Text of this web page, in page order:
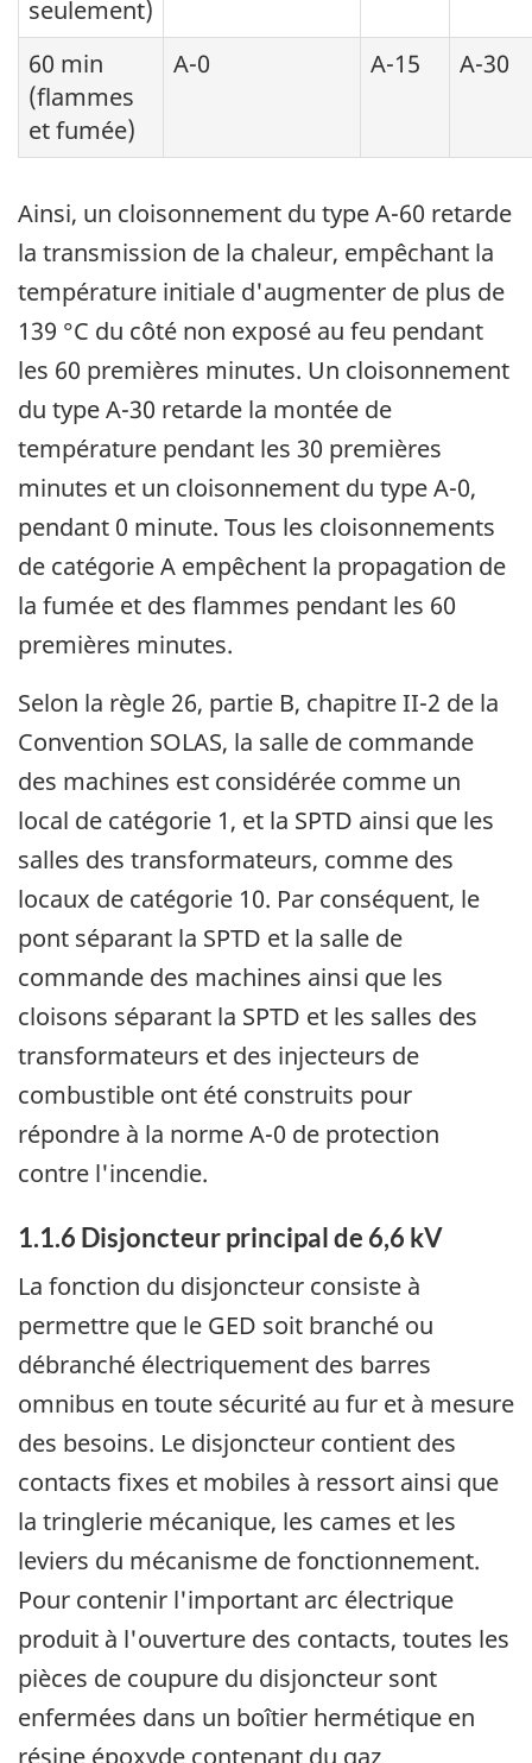
seulement)
60 min
(flammes
et fumée)
A-0 A-15 A-30
Ainsi, un cloisonnement du type A-60 retarde
la transmission de la chaleur, empêchant la
température initiale d'augmenter de plus de
139 °C du côté non exposé au feu pendant
les 60 premières minutes. Un cloisonnement
du type A-30 retarde la montée de
température pendant les 30 premières
minutes et un cloisonnement du type A-0,
pendant 0 minute. Tous les cloisonnements
de catégorie A empêchent la propagation de
la fumée et des flammes pendant les 60
premières minutes.
Selon la règle 26, partie B, chapitre II-2 de la
Convention SOLAS, la salle de commande
des machines est considérée comme un
local de catégorie 1, et la SPTD ainsi que les
salles des transformateurs, comme des
locaux de catégorie 10. Par conséquent, le
pont séparant la SPTD et la salle de
commande des machines ainsi que les
cloisons séparant la SPTD et les salles des
transformateurs et des injecteurs de
combustible ont été construits pour
répondre à la norme A-0 de protection
contre l'incendie.
1.1.6 Disjoncteur principal de 6,6 kV
La fonction du disjoncteur consiste à
permettre que le GED soit branché ou
débranché électriquement des barres
omnibus en toute sécurité au fur et à mesure
des besoins. Le disjoncteur contient des
contacts fixes et mobiles à ressort ainsi que
la tringlerie mécanique, les cames et les
leviers du mécanisme de fonctionnement.
Pour contenir l'important arc électrique
produit à l'ouverture des contacts, toutes les
pièces de coupure du disjoncteur sont
enfermées dans un boîtier hermétique en
résine époxyde contenant du gaz